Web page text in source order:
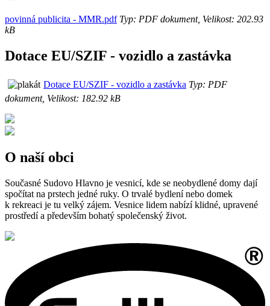
povinná publicita - MMR.pdfTyp: PDF dokument, Velikost: 202.93
kB
Dotace EU/SZIF - vozidlo a zastávka
Dotace EU/SZIF - vozidlo a zastávka Typ: PDF
dokument, Velikost: 182.92 kB
O naší obci
Současné Sudovo Hlavno je vesnicí, kde se neobydlené domy dají
spočítat na prstech jedné ruky. O trvalé bydlení nebo domek
k rekreaci je tu velký zájem. Vesnice lidem nabízí klidné, upravené
prostředí a především bohatý společenský život.